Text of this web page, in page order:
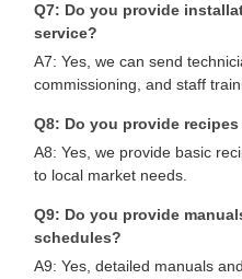
Q7: Do you provide
service?
A7: Yes, we can send
commissioning, and staff
Q8: Do you provide
A8: Yes, we provide basic
to local market needs.
Q9: Do you provide
schedules?
A9: Yes, detailed manuals